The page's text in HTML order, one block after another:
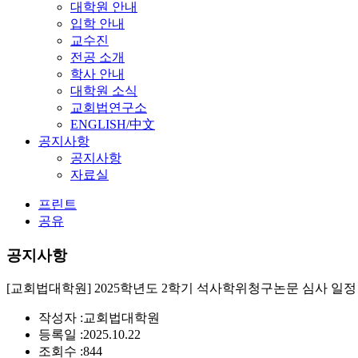
대학원 안내
입학 안내
교수진
전공 소개
학사 안내
대학원 소식
교회법연구소
ENGLISH/中文
공지사항
공지사항
자료실
프린트
공유
공지사항
[교회법대학원] 2025학년도 2학기 석사학위청구논문 심사 일
작성자 :교회법대학원
등록일 :2025.10.22
조회수 :844